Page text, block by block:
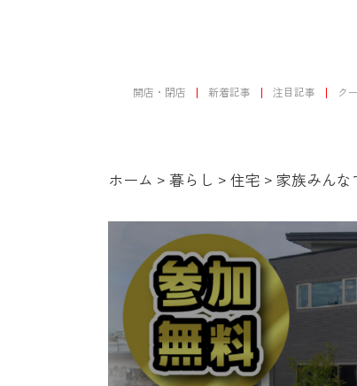
開店・閉店 新着記事 注目記事 ク
ホーム > 暮らし > 住宅 > 家族みんな